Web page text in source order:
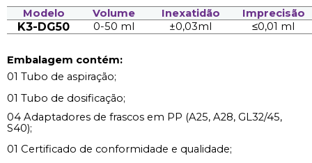
Modelo
Volume Inexatidão Imprecisão
K3-DG50 0-50 ml ±0,03ml ≤0,01 ml
Embalagem contém:
01 Tubo de aspiração;
01 Tubo de dosificação;
04 Adaptadores de frascos em PP (A25, A28, GL32/45,
S40);
01 Certificado de conformidade e qualidade;